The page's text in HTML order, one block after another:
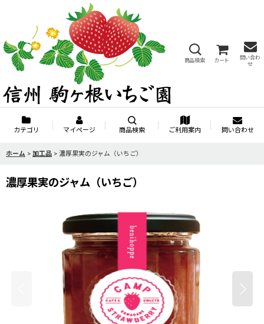
商品検索 カート
問い合わ
せ
カテゴリ マイページ 商品検索 ご利用案内 問い合わせ
ホーム > 加工品 > 濃厚果実のジャム（いちご）
濃厚果実のジャム（いちご）